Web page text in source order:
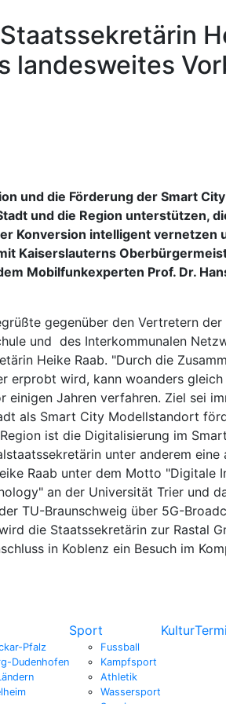
landesweites
und die Förderung der Smart
und die Region unterstützen,
Konversion intelligent vernetzen
Kaiserslauterns
Mobilfunkexperten Prof. Dr.
gegenüber den Vertretern
und des Interkommunalen
Heike Raab. "Durch die
erprobt wird, kann woanders
einigen Jahren verfahren. Ziel sei
als Smart City Modellstandort
ist die Digitalisierung im
unter anderem
Raab unter dem Motto
an der Universität Trier und
TU-Braunschweig über 5G-
die Staatssekretärin zur Rastal
in Koblenz ein Besuch im
Pfalz
Dudenhofen
Sport
Fussball
Kampfsport
Athletik
Wassersport
Kultur